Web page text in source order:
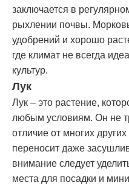
заключается в
рыхлении почвы.
удобрений и хорошо
где климат не всегда
культур.
Лук
Лук – это растение,
любым условиям. Он не
отличие от многих
переносит даже
внимание следует
места для посадки и